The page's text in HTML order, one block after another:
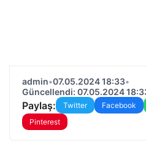
admin•07.05.2024 18:33•
Güncellendi: 07.05.2024
Paylaş: Twitter Facebook
Pinterest